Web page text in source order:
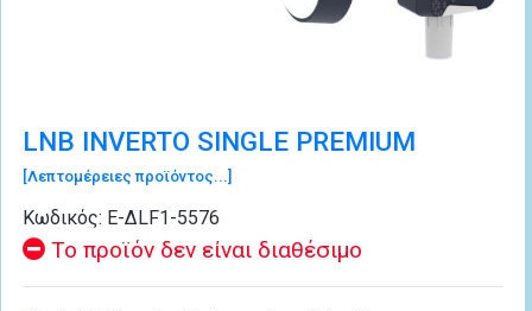
LNB INVERTO SINGLE PREMIUM
[Λεπτομέρειες προϊόντος...]
Κωδικός: Ε-ΔLF1-5576
Το προϊόν δεν είναι διαθέσιμο